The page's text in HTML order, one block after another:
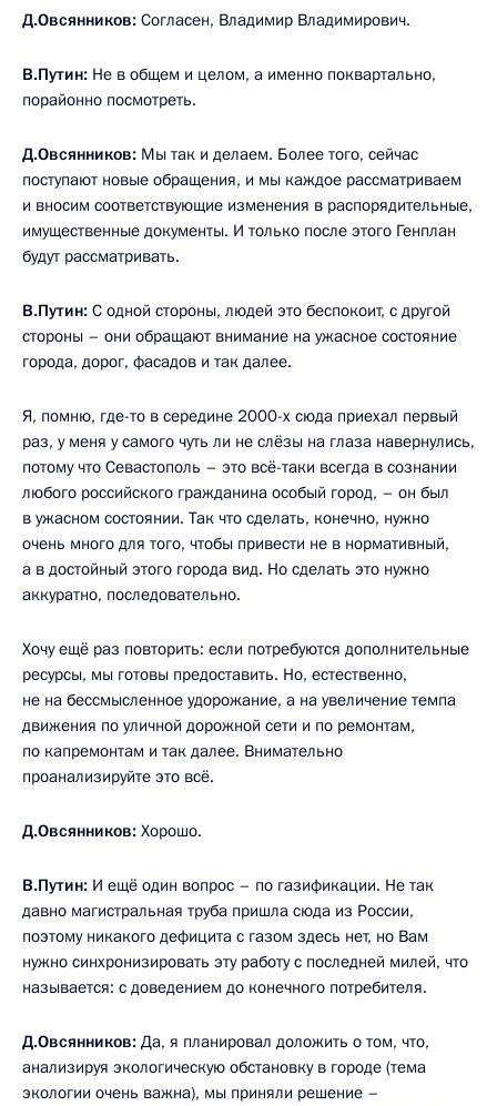
Д.Овсянников: Согласен, Владимир Владимирович.
В.Путин: Не в общем и целом, а именно поквартально,
порайонно посмотреть.
Д.Овсянников: Мы так и делаем. Более того, сейчас
поступают новые обращения, и мы каждое рассматриваем
и вносим соответствующие изменения в распорядительные,
имущественные документы. И только после этого Генплан
будут рассматривать.
В.Путин: С одной стороны, людей это беспокоит, с другой
стороны – они обращают внимание на ужасное состояние
города, дорог, фасадов и так далее.
Я, помню, где-то в середине 2000-х сюда приехал первый
раз, у меня у самого чуть ли не слёзы на глаза навернулись,
потому что Севастополь – это всё-таки всегда в сознании
любого российского гражданина особый город, – он был
в ужасном состоянии. Так что сделать, конечно, нужно
очень много для того, чтобы привести не в нормативный,
а в достойный этого города вид. Но сделать это нужно
аккуратно, последовательно.
Хочу ещё раз повторить: если потребуются дополнительные
ресурсы, мы готовы предоставить. Но, естественно,
не на бессмысленное удорожание, а на увеличение темпа
движения по уличной дорожной сети и по ремонтам,
по капремонтам и так далее. Внимательно
проанализируйте это всё.
Д.Овсянников: Хорошо.
В.Путин: И ещё один вопрос – по газификации. Не так
давно магистральная труба пришла сюда из России,
поэтому никакого дефицита с газом здесь нет, но Вам
нужно синхронизировать эту работу с последней милей, что
называется: с доведением до конечного потребителя.
Д.Овсянников: Да, я планировал доложить о том, что,
анализируя экологическую обстановку в городе (тема
экологии очень важна), мы приняли решение –